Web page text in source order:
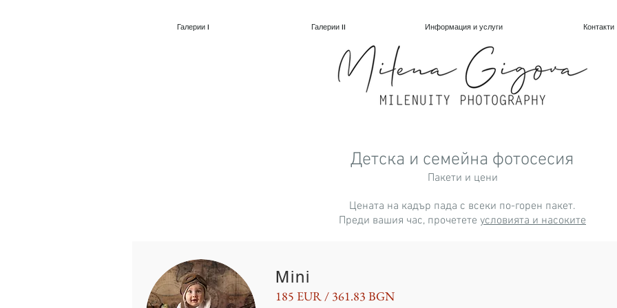
Галерии I Галерии II Информация и услуги Контакти
Детска и семейна фотосесия
Пакети и цени
Цената на кадър пада с всеки по-горен пакет.
Преди вашия час, прочетете условията и насоките
Mini
185 EUR / 361.83 BGN